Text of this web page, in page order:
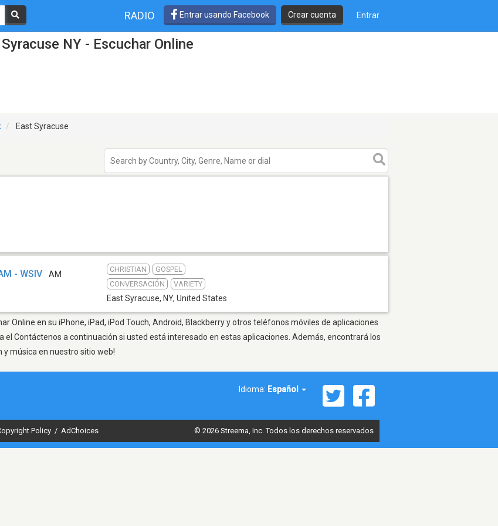
RADIO Entrar usando Facebook Crear cuenta Entrar
NY - Escuchar Online
East Syracuse
- WSIV
AM
CHRISTIAN
GOSPEL
CONVERSACIÓN
VARIETY
East Syracuse, NY, United States
Online en su iPhone, iPad, iPod Touch, Android, Blackberry y otros teléfonos móviles de aplicaciones
el Contáctenos a continuación si usted está interesado en estas aplicaciones. Además, encontrará los
música en nuestro sitio web!
Idioma: Español
Policy / AdChoices © 2026 Streema, Inc. Todos los derechos reservados